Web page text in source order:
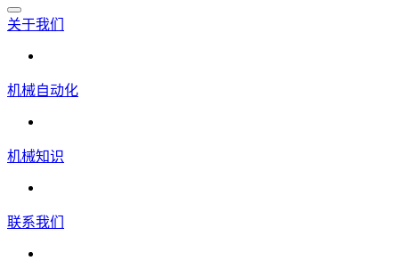
关于我们
机械自动化
机械知识
联系我们